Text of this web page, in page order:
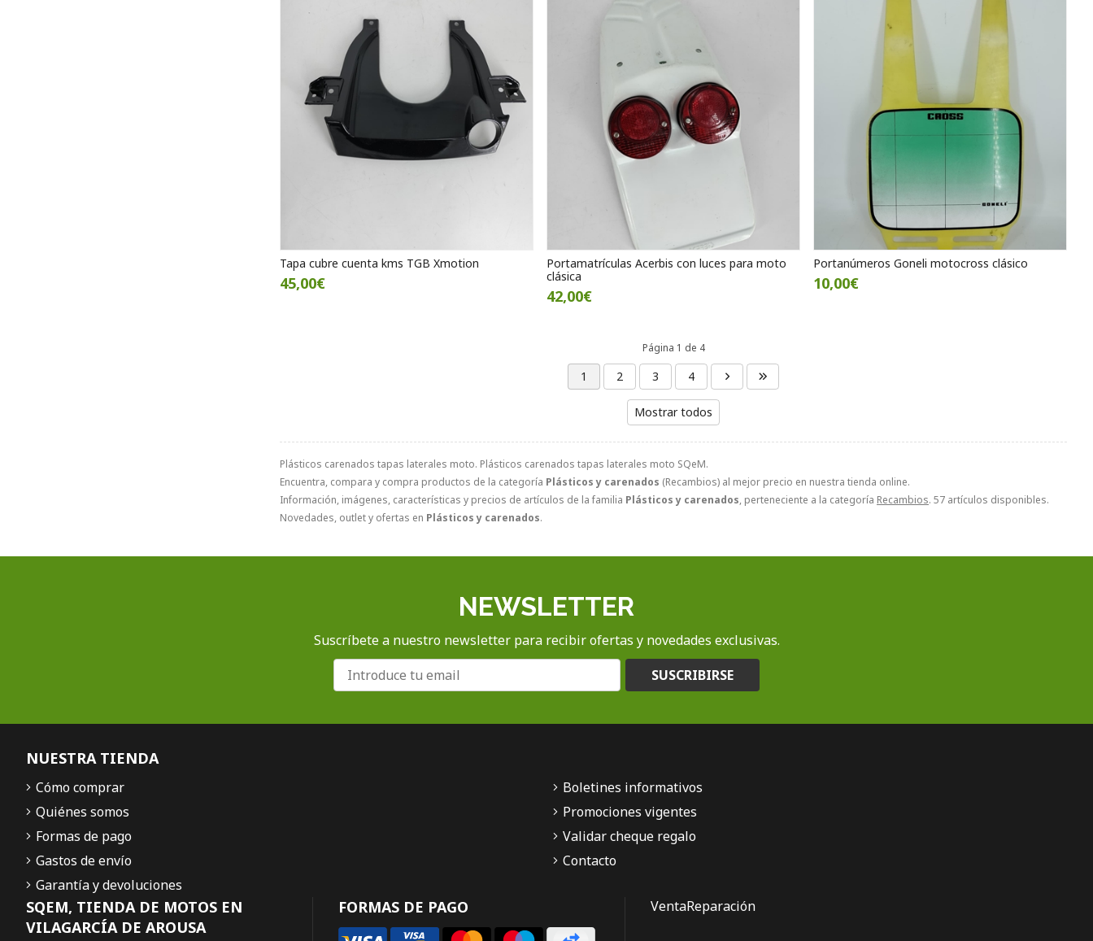
Plásticos carenados tapas laterales moto. Plásticos carenados tapas laterales moto SQeM.
Encuentra, compara y compra productos de la categoría Plásticos y carenados (Recambios) al mejor precio en nuestra tienda online.
Información, imágenes, características y precios de artículos de la familia Plásticos y carenados, perteneciente a la categoría Recambios. 57 artículos disponibles.
Novedades, outlet y ofertas en Plásticos y carenados.
Tapa cubre cuenta kms TGB Xmotion
45,00€
Portamatrículas Acerbis con luces para moto
clásica
42,00€
Portanúmeros Goneli motocross clásico
10,00€
Página 1 de 4
1 2 3 4
Mostrar todos
NEWSLETTER
Suscríbete a nuestro newsletter para recibir ofertas y novedades exclusivas.
SUSCRIBIRSE
SQEM, TIENDA DE MOTOS EN
VILAGARCÍA DE AROUSA
FORMAS DE PAGO
NUESTRA TIENDA
Cómo comprar
Quiénes somos
Formas de pago
Gastos de envío
Garantía y devoluciones
Boletines informativos
Promociones vigentes
Validar cheque regalo
Contacto
VentaReparación